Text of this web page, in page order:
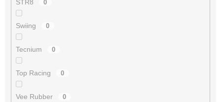
STR8 0
Swiing 0
Tecnium 0
Top Racing 0
Vee Rubber 0